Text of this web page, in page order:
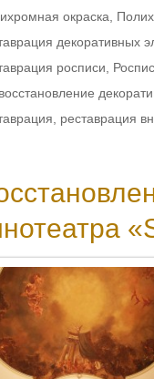
окраска,
декоративных
росписи,
восстановление
, реставрация